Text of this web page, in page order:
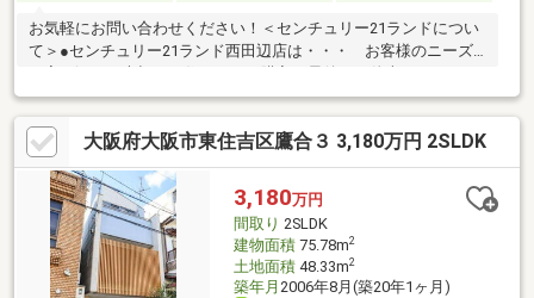
お気軽にお問い合わせください！＜センチュリー21ランドについ
て＞●センチュリー21ランド西田辺店は・・・ お客様のニーズ
す！●リフォームのご相談も承っております。●購入・売却・ロー
ンのご相談・・・なんでもお気軽にご相談くださいませ！〇大阪
メトロ御堂筋線「西田辺」駅より徒歩1分！〇営業時間：10：00
～20：00（火曜日・水曜日定休日※祝日は営業）事前にご連絡い
ただけますと、スムーズにご案内が可能です。ご連絡お待ちして
おります！
大阪府大阪市東住吉区鷹合３ 3,180万円 2SLDK
3,180万円
間取り 2SLDK
建物面積75.78m2
土地面積48.33m2
築年月 2006年8月(築20年1ヶ月)